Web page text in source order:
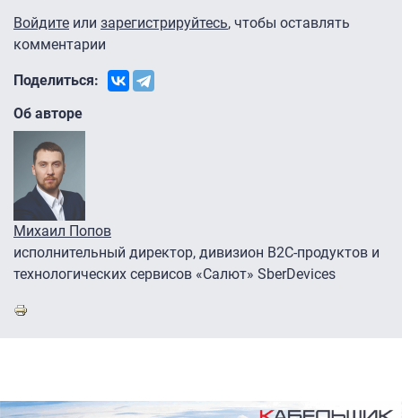
Войдите или зарегистрируйтесь, чтобы оставлять
комментарии
Поделиться:
Об авторе
Михаил Попов
исполнительный директор, дивизион B2C-продуктов и
технологических сервисов «Салют» SberDevices